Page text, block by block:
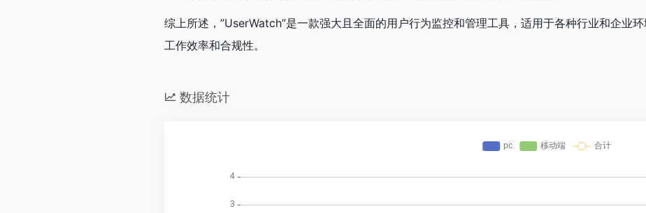
综上所述，”UserWatch”是一款强大且全面的用户行为监控和管理工具，适用于各种行业和企业
工作效率和合规性。
数据统计